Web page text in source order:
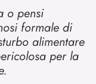
o pensi
formale di
alimentare
per la